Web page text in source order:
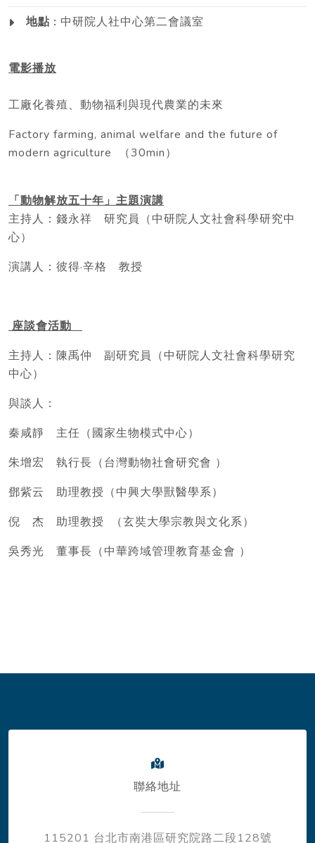
地點 : 中研院人社中心第二會議室
電影播放
工廠化養殖、動物福利與現代農業的未來
Factory farming, animal welfare and the future of
modern agriculture （30min）
「動物解放五十年」主題演講
主持人：錢永祥 研究員（中研院人文社會科學研究中
心）
演講人：彼得·辛格 教授
座談會活動
主持人：陳禹仲 副研究員（中研院人文社會科學研究
中心）
與談人：
秦咸靜 主任（國家生物模式中心）
朱增宏 執行長（台灣動物社會研究會 ）
鄧紫云 助理教授（中興大學獸醫學系）
倪 杰 助理教授 （玄奘大學宗教與文化系）
吳秀光 董事長（中華跨域管理教育基金會 ）
聯絡地址
115201 台北市南港區研究院路二段128號